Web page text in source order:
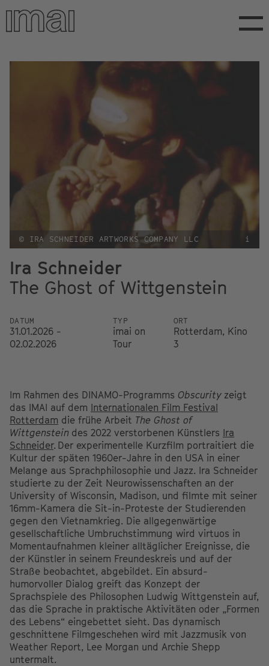
Direkt
zum
Inhalt
© IRA SCHNEIDER ARTWORKS COMPANY LLC i
Ira Schneider
The Ghost of Wittgenstein
DATUM
31.01.2026 -
02.02.2026
TYP
imai on
Tour
ORT
Rotterdam, Kino
3
Im Rahmen des DINAMO-Programms Obscurity zeigt
das IMAI auf dem Internationalen Film Festival
Rotterdam die frühe Arbeit The Ghost of
Wittgenstein des 2022 verstorbenen Künstlers Ira
Schneider. Der experimentelle Kurzfilm portraitiert die
Kultur der späten 1960er-Jahre in den USA in einer
Melange aus Sprachphilosophie und Jazz. Ira Schneider
studierte zu der Zeit Neurowissenschaften an der
University of Wisconsin, Madison, und filmte mit seiner
16mm-Kamera die Sit-in-Proteste der Studierenden
gegen den Vietnamkrieg. Die allgegenwärtige
gesellschaftliche Umbruchstimmung wird virtuos in
Momentaufnahmen kleiner alltäglicher Ereignisse, die
der Künstler in seinem Freundeskreis und auf der
Straße beobachtet, abgebildet. Ein absurd-
humorvoller Dialog greift das Konzept der
Sprachspiele des Philosophen Ludwig Wittgenstein auf,
das die Sprache in praktische Aktivitäten oder „Formen
des Lebens“ eingebettet sieht. Das dynamisch
geschnittene Filmgeschehen wird mit Jazzmusik von
Weather Report, Lee Morgan und Archie Shepp
untermalt.